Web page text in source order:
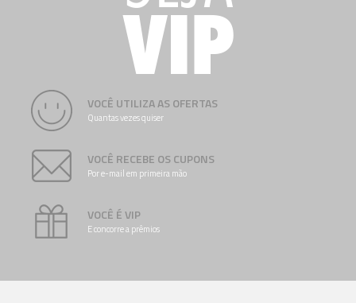
VOCÊ UTILIZA AS OFERTAS
Quantas vezes quiser
VOCÊ RECEBE OS CUPONS
Por e-mail em primeira mão
VOCÊ É VIP
E concorre a prêmios